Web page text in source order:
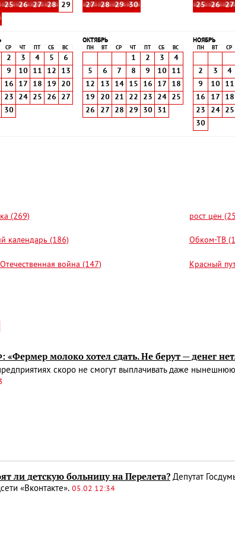
25 26 27 28
29
27
28 29 30
25
26 27
СР ЧТ СБ ВС
2 3 4 5
6
9 10 11 12
13
16 17 18 19
20
23 24 25 26
27
30
ОКТЯБРЬ
ПН ВТ СР ЧТ СБ ВС
1 2 3
4
5
6 7 8 9 10
11
12
13 14 15 16 17
18
19
20 21 22 23 24
25
26
27 28 29 30 31
НОЯБРЬ
ПН ВТ СР
2
3 4
9
10 11
16
17 18
23
24 25
30
(269) рост цен
календарь (186) Обком-ТВ
война (147) Красный
молоко хотел сдать. Не берут — денег
скоро не смогут выплачивать даже
ли детскую больницу на Перелета? Депутат
«Вконтакте». 05.02 12:34